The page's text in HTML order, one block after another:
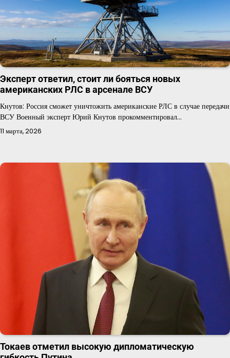
Эксперт ответил, стоит ли бояться новых
американских РЛС в арсенале ВСУ
Кнутов: Россия сможет уничтожить американские РЛС в случае передачи
ВСУ Военный эксперт Юрий Кнутов прокомментировал…
11 марта, 2026
Токаев отметил высокую дипломатическую